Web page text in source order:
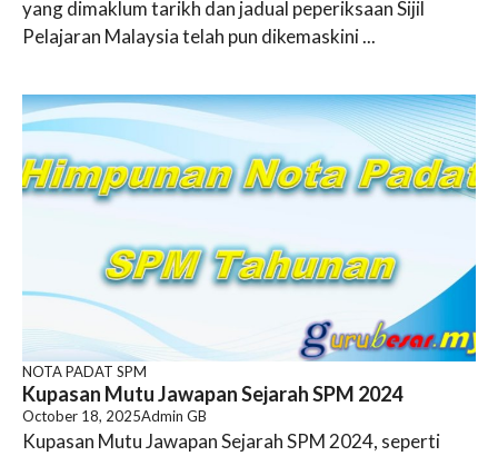
yang dimaklum tarikh dan jadual peperiksaan Sijil
Pelajaran Malaysia telah pun dikemaskini ...
NOTA PADAT SPM
Kupasan Mutu Jawapan Sejarah SPM 2024
October 18, 2025Admin GB
Kupasan Mutu Jawapan Sejarah SPM 2024, seperti